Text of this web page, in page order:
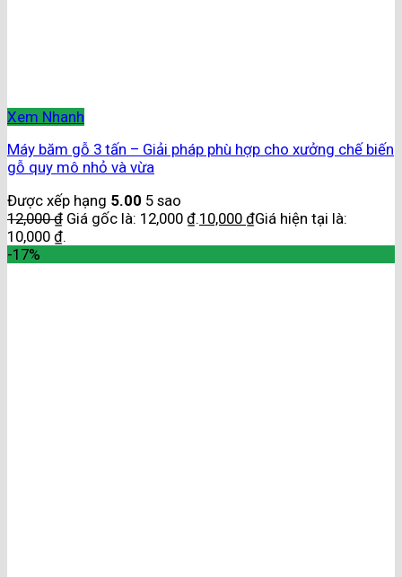
Xem Nhanh
Máy băm gỗ 3 tấn – Giải pháp phù hợp cho xưởng chế biến
gỗ quy mô nhỏ và vừa
Được xếp hạng 5.00 5 sao
12,000₫ Giá gốc là: 12,000 ₫.10,000 ₫Giá hiện tại là:
10,000 ₫.
-17%